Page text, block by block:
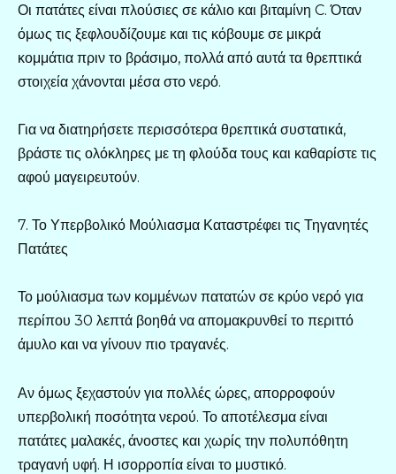
Οι πατάτες είναι πλούσιες σε κάλιο και βιταμίνη C. Όταν
όμως τις ξεφλουδίζουμε και τις κόβουμε σε μικρά
κομμάτια πριν το βράσιμο, πολλά από αυτά τα θρεπτικά
στοιχεία χάνονται μέσα στο νερό.
Για να διατηρήσετε περισσότερα θρεπτικά συστατικά,
βράστε τις ολόκληρες με τη φλούδα τους και καθαρίστε τις
αφού μαγειρευτούν.
7. Το Υπερβολικό Μούλιασμα Καταστρέφει τις Τηγανητές
Πατάτες
Το μούλιασμα των κομμένων πατατών σε κρύο νερό για
περίπου 30 λεπτά βοηθά να απομακρυνθεί το περιττό
άμυλο και να γίνουν πιο τραγανές.
Αν όμως ξεχαστούν για πολλές ώρες, απορροφούν
υπερβολική ποσότητα νερού. Το αποτέλεσμα είναι
πατάτες μαλακές, άνοστες και χωρίς την πολυπόθητη
τραγανή υφή. Η ισορροπία είναι το μυστικό.